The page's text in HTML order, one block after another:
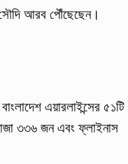
আরব পৌঁছেছেন।
এয়ারলাইন্সের ৫১টি
৩৩৬ জন এবং ফ্লাইনাস